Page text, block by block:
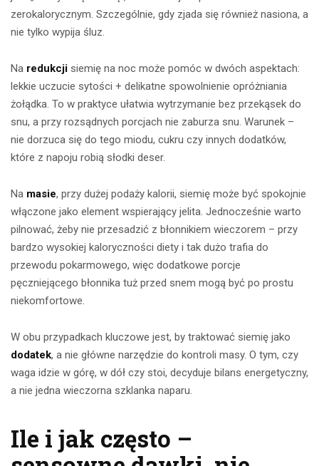
zerokalorycznym. Szczególnie, gdy zjada się również nasiona, a
nie tylko wypija śluz.
Na redukcji siemię na noc może pomóc w dwóch aspektach:
lekkie uczucie sytości + delikatne spowolnienie opróżniania
żołądka. To w praktyce ułatwia wytrzymanie bez przekąsek do
snu, a przy rozsądnych porcjach nie zaburza snu. Warunek –
nie dorzuca się do tego miodu, cukru czy innych dodatków,
które z napoju robią słodki deser.
Na masie, przy dużej podaży kalorii, siemię może być spokojnie
włączone jako element wspierający jelita. Jednocześnie warto
pilnować, żeby nie przesadzić z błonnikiem wieczorem – przy
bardzo wysokiej kaloryczności diety i tak dużo trafia do
przewodu pokarmowego, więc dodatkowe porcje
pęczniejącego błonnika tuż przed snem mogą być po prostu
niekomfortowe.
W obu przypadkach kluczowe jest, by traktować siemię jako
dodatek, a nie główne narzędzie do kontroli masy. O tym, czy
waga idzie w górę, w dół czy stoi, decyduje bilans energetyczny,
a nie jedna wieczorna szklanka naparu.
Ile i jak często –